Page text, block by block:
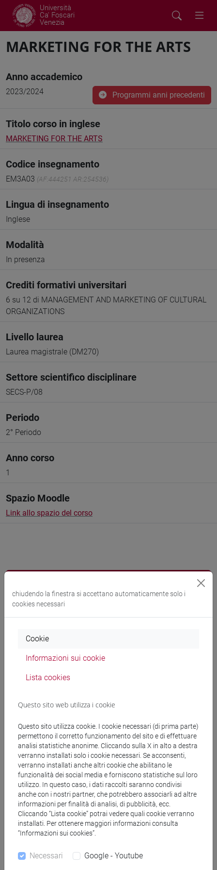
Università
Ca' Foscari
Venezia
MARKETING FOR THE ARTS
Anno accademico
2023/2024 Programmi anni precedenti
Titolo corso in inglese
MARKETING FOR THE ARTS
Codice insegnamento
EM3A03 (AF:444251 AR:254536)
Lingua di insegnamento
Inglese
Modalità
In presenza
Crediti formativi universitari
6 su 12 di MANAGEMENT AND MARKETING OF CULTURAL
ORGANIZATIONS
Livello laurea
Laurea magistrale (DM270)
Settore scientifico disciplinare
SECS-P/08
Periodo
2° Periodo
Anno corso
1
Spazio Moodle
Link allo spazio del corso
Programma
Docenti
Materiali didattici
Materiali su Moodle
Corsi di studio e percorsi
[EM3] ECONOMIA E GESTIONE DELLE ARTI E
DELLE ATTIVITÀ CULTURALI - Laurea
magistrale (DM270)
economics and administration of arts and culture
chiudendo la finestra si accettano automaticamente solo i
cookies necessari
Cookie
Informazioni sui cookie
Lista cookies
Questo sito web utilizza i cookie
Questo sito utilizza cookie. I cookie necessari (di prima parte)
permettono il corretto funzionamento del sito e di effettuare
analisi statistiche anonime. Cliccando sulla X in alto a destra
verranno installati solo i cookie necessari. Se acconsenti,
verranno installati anche altri cookie che abilitano le
funzionalità dei social media e forniscono statistiche sul loro
utilizzo. In questo caso, i dati raccolti saranno condivisi
anche con i nostri partner, che potrebbero associarli ad altre
informazioni per finalità di analisi, di pubblicità, ecc.
Cliccando “Lista cookie” potrai vedere quali cookie verranno
installati. Per ottenere maggiori informazioni consulta
“Informazioni sui cookies”.
Necessari Google - Youtube